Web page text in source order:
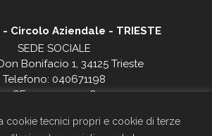
cookie tecnici propri e cookie di terze
- Circolo Aziendale - TRIESTE
SEDE SOCIALE
Bonifacio 1, 34125 Trieste
Telefono: 040671198
CF. 90025330326
del Circolo?